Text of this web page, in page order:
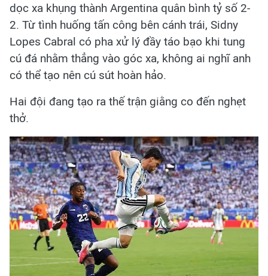
dọc xa khụng thành Argentina quân bình tỷ số 2-
2. Từ tình huống tấn công bên cánh trái, Sidny
Lopes Cabral có pha xử lý đầy táo bạo khi tung
cú đá nhằm thẳng vào góc xa, không ai nghĩ anh
có thể tạo nên cú sút hoàn hảo.
Hai đội đang tạo ra thế trận giằng co đến nghẹt
thở.